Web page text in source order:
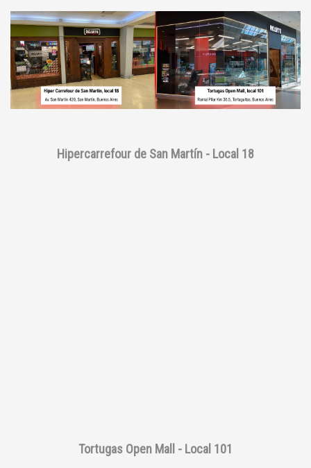
Hipercarrefour de San Martín - Local 18
Tortugas Open Mall - Local 101